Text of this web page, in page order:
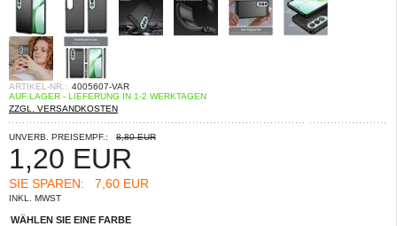
ARTIKEL-NR.: 4005607-VAR
AUF LAGER - LIEFERUNG IN 1-2 WERKTAGEN
ZZGL. VERSANDKOSTEN
UNVERB. PREISEMPF.: 8,80 EUR
1,20 EUR
SIE SPAREN: 7,60 EUR
INKL. MWST
WÄHLEN SIE EINE FARBE